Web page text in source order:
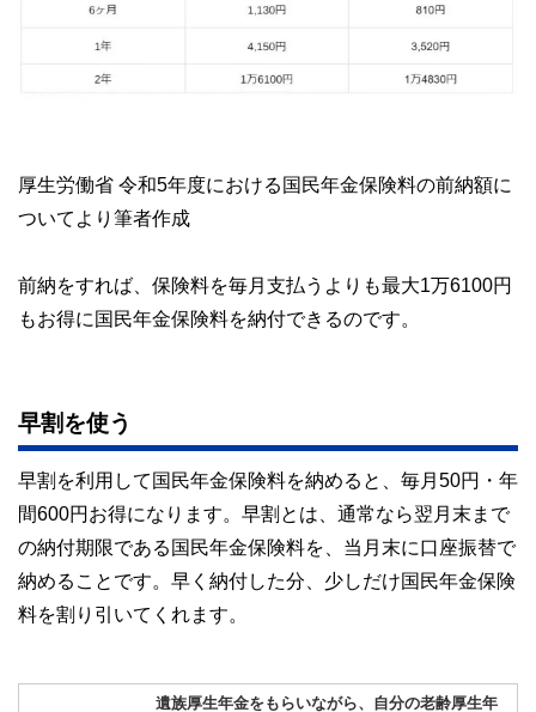
厚生労働省 令和5年度における国民年金保険料の前納額に
ついてより筆者作成
前納をすれば、保険料を毎月支払うよりも最大1万6100円
もお得に国民年金保険料を納付できるのです。
早割を使う
早割を利用して国民年金保険料を納めると、毎月50円・年
間600円お得になります。早割とは、通常なら翌月末まで
の納付期限である国民年金保険料を、当月末に口座振替で
納めることです。早く納付した分、少しだけ国民年金保険
料を割り引いてくれます。
遺族厚生年金をもらいながら、自分の老齢厚生年